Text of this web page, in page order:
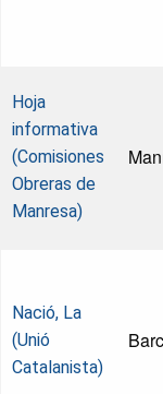
Hoja
informativa
(Comisiones
Obreras de
Manresa)
Nació, La
(Unió
Catalanista)